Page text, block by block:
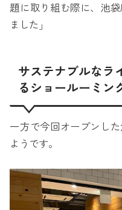
題に取り組む際に、池
ました」
サステナブルなラ
るショールーミン
一方で今回オープンし
ようです。